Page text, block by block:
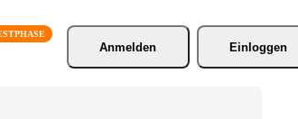
Anmelden
Einloggen